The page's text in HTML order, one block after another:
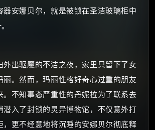
器安娜贝尔，就是被锁在圣洁玻璃柜中
外出驱魔的不洁之夜，家里只留下了女
丽。然而，玛丽性格好奇心过重的朋友
。不知事态严重性的丹妮拉为了联系去
潜入了封锁的灵异博物馆，不仅意外打
，更不经意地将沉睡的安娜贝尔彻底释
有浮动，请直接搜索查最低价！
⚡
☕ 海外大侠？通过 Ko-fi 赐茶